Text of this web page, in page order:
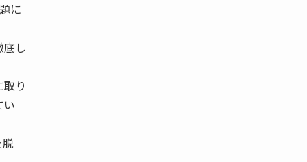
に
し
り
い